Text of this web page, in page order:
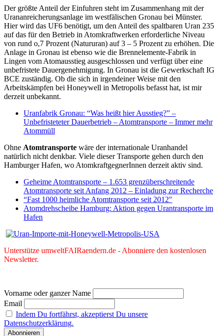
Der größte Anteil der Einfuhren steht im Zusammenhang mit der
Urananreicherungsanlage im westfälischen Gronau bei Münster.
Hier wird das UF6 benötigt, um den Anteil des spaltbaren Uran 235
auf das für den Betrieb in Atomkraftwerken erforderliche Niveau
von rund o,7 Prozent (Natururan) auf 3 – 5 Prozent zu erhöhen. Die
Anlage in Gronau ist ebenso wie die Brennelemente-Fabrik in
Lingen vom Atomausstieg ausgeschlossen und verfügt über eine
unbefristete Dauergenehmigung. In Gronau ist die Gewerkschaft IG
BCE zuständig. Ob die sich in irgendeiner Weise mit den
Arbeitskämpfen bei Honeywell in Metropolis befasst hat, ist mir
derzeit unbekannt.
Uranfabrik Gronau: “Was heißt hier Ausstieg?” –
Unbefristeteter Dauerbetrieb – Atomtransporte – Immer mehr
Atommüll
Ohne Atomtransporte wäre der internationale Uranhandel
natürlich nicht denkbar. Viele dieser Transporte gehen durch den
Hamburger Hafen, wo AtomkraftgegnerInnen derzeit aktiv sind.
Geheime Atomtransporte – 1.653 grenzüberschreitende
Atomtransporte seit Anfang 2012 – Einladung zur Recherche
“Fast 1000 heimliche Atomtransporte seit 2012″
Atomdrehscheibe Hamburg: Aktion gegen Urantransporte im
Hafen
Unterstütze umweltFAIRaendern.de - Abonniere den kostenlosen
Newsletter.
Vorname oder ganzer Name
Email
Indem Du fortfährst, akzeptierst Du unsere
Datenschutzerklärung.